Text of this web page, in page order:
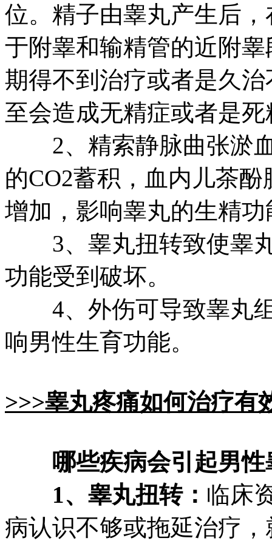
位。精子由睾丸产生后
于附睾和输精管的近附
期得不到治疗或者是久
至会造成无精症或者是死
2、精索静脉曲张淤血
的CO2蓄积，血内儿茶
增加，影响睾丸的生精功
3、睾丸扭转致使睾丸
功能受到破坏。
4、外伤可导致睾丸组
响男性生育功能。
>>>睾丸疼痛如何治疗有
哪些疾病会引起男
1、睾丸扭转： 临床
病认识不够或拖延治疗